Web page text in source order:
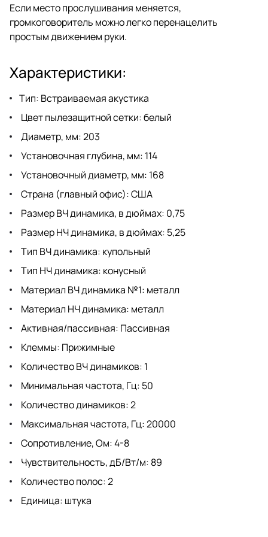
Если место прослушивания меняется,
громкоговоритель можно легко перенацелить
простым движением руки.
Характеристики:
Тип: Встраиваемая акустика
Цвет пылезащитной сетки: белый
Диаметр, мм: 203
Установочная глубина, мм: 114
Установочный диаметр, мм: 168
Страна (главный офис): США
Размер ВЧ динамика, в дюймах: 0,75
Размер НЧ динамика, в дюймах: 5,25
Тип ВЧ динамика: купольный
Тип НЧ динамика: конусный
Материал ВЧ динамика №1: металл
Материал НЧ динамика: металл
Активная/пассивная: Пассивная
Клеммы: Прижимные
Количество ВЧ динамиков: 1
Минимальная частота, Гц: 50
Количество динамиков: 2
Максимальная частота, Гц: 20000
Сопротивление, Ом: 4-8
Чувствительность, дБ/Вт/м: 89
Количество полос: 2
Единица: штука